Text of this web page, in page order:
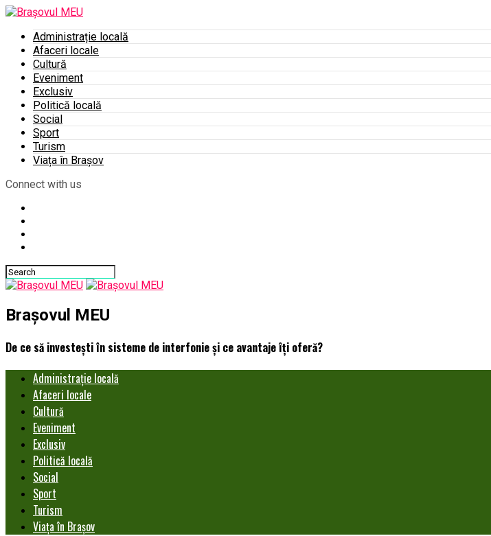
Administrație locală
Afaceri locale
Cultură
Eveniment
Exclusiv
Politică locală
Social
Sport
Turism
Viața în Brașov
Connect with us
Brașovul MEU
De ce să investești în sisteme de interfonie și ce avantaje îți oferă?
Administrație locală
Afaceri locale
Cultură
Eveniment
Exclusiv
Politică locală
Social
Sport
Turism
Viața în Brașov